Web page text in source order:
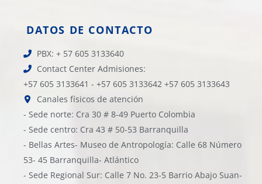
DATOS DE CONTACTO
PBX: + 57 605 3133640
Contact Center Admisiones:
+57 605 3133641 - +57 605 3133642 +57 605 3133643
Canales físicos de atención
- Sede norte: Cra 30 # 8-49 Puerto Colombia
- Sede centro: Cra 43 # 50-53 Barranquilla
- Bellas Artes- Museo de Antropología: Calle 68 Número
53- 45 Barranquilla- Atlántico
- Sede Regional Sur: Calle 7 No. 23-5 Barrio Abajo Suan-